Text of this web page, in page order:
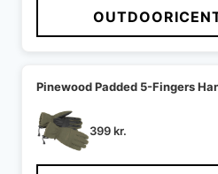
Pinewood Padded 5-Fingers
399kr.